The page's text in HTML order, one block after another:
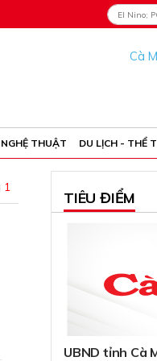
Cà
THUẬT DU LỊCH - THỂ
1
TIÊU ĐIỂM
UBND tỉnh Cà